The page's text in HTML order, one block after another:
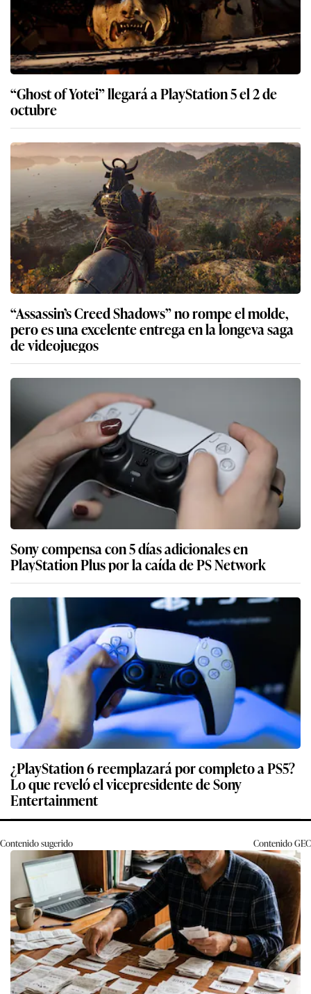
“Ghost of Yotei” llegará a PlayStation 5 el 2 de
octubre
“Assassin’s Creed Shadows” no rompe el molde,
pero es una excelente entrega en la longeva saga
de videojuegos
Sony compensa con 5 días adicionales en
PlayStation Plus por la caída de PS Network
¿PlayStation 6 reemplazará por completo a PS5?
Lo que reveló el vicepresidente de Sony
Entertainment
Contenido sugerido ContenidoGEC